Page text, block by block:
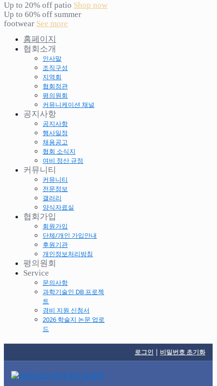
Up to 20% off patio Shop now
Up to 60% off summer
footwear See more
홈페이지
협회소개
인사말
조직구성
지역회
협회정관
평의원회
커뮤니케이션 채널
공지사항
공지사항
행사일정
채용공고
협회 소식지
여비 정산 규정
커뮤니티
커뮤니티
전문정보
갤러리
양식자료실
협회가입
회원가입
단체/개인 가입안내
후원기관
개인정보처리방침
평의원회
Service
문의사항
과학기술인 DB 프로젝
트
경비 지원 신청서
2026 학술지 논문 업로
드
로그인 | 비밀번호 초기화